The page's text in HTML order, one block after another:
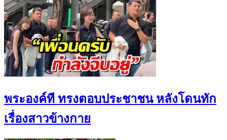
พระองค์ที ทรงตอบประชาชน หลังโดนทัก
เรื่องสาวข้างกาย